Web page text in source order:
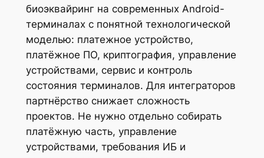
биоэквайринг на современных Android-
терминалах с понятной технологической
моделью: платежное устройство,
платёжное ПО, криптография, управление
устройствами, сервис и контроль
состояния терминалов. Для интеграторов
партнёрство снижает сложность
проектов. Не нужно отдельно собирать
платёжную часть, управление
устройствами, требования ИБ и